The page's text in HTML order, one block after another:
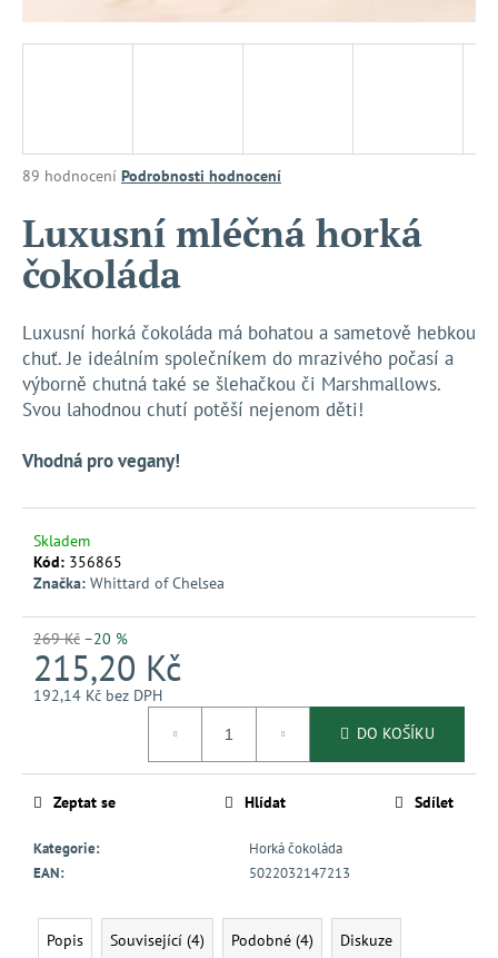
Průměrné
produktu
3,3
z
hvězdiček.
89 hodnocení Podrobnosti hodnocení
Luxusní mléčná horká
čokoláda
Luxusní horká čokoláda má bohatou a sametově hebkou
chuť. Je ideálním společníkem do mrazivého počasí a
výborně chutná také se šlehačkou či Marshmallows.
Svou lahodnou chutí potěší nejenom děti!
Vhodná pro vegany!
Skladem
Kód: 356865
Značka: Whittard of Chelsea
269 Kč –20 %
215,20 Kč
192,14 Kč bez DPH
DO KOŠÍKU
Kategorie:
Horká čokoláda
EAN: 5022032147213
Zeptat se Hlídat Sdílet
Popis Související (4) Podobné (4) Diskuze
a
?
HLEDAT
D
o
p
r
č
e
e